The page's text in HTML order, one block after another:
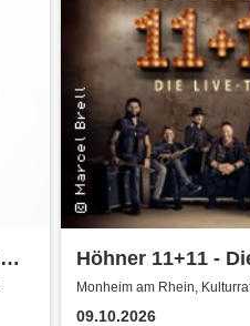
Höhner 11+11 -
2025/26
Monheim am Rhein,
09.10.2026